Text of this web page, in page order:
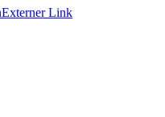
Externer Link